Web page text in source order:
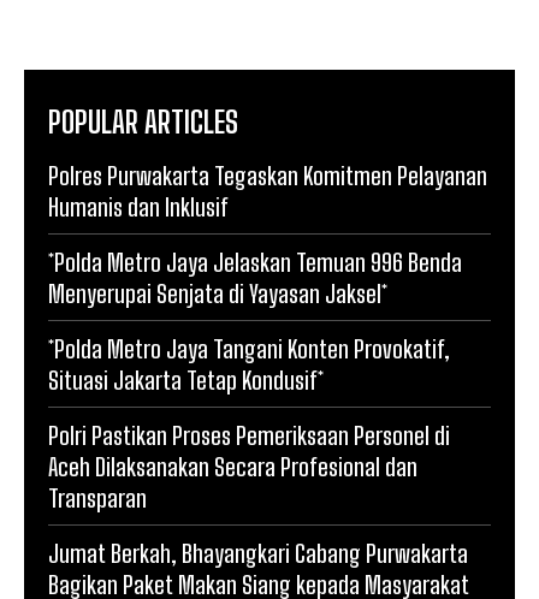
POPULAR ARTICLES
Polres Purwakarta Tegaskan Komitmen Pelayanan
Humanis dan Inklusif
*Polda Metro Jaya Jelaskan Temuan 996 Benda
Menyerupai Senjata di Yayasan Jaksel*
*Polda Metro Jaya Tangani Konten Provokatif,
Situasi Jakarta Tetap Kondusif*
Polri Pastikan Proses Pemeriksaan Personel di
Aceh Dilaksanakan Secara Profesional dan
Transparan
Jumat Berkah, Bhayangkari Cabang Purwakarta
Bagikan Paket Makan Siang kepada Masyarakat